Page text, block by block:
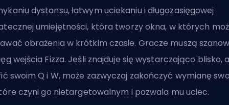
dystansu, łatwym uciekaniu i długozasięgowej
umiejętności, która tworzy okna, w których
obrażenia w krótkim czasie. Gracze muszą
wejścia Fizza. Jeśli znajduje się wystarczająco blisko,
swoim Q i W, może zazwyczaj zakończyć wymianę
czyni go nietargetowalnym i pozwala mu uciec.